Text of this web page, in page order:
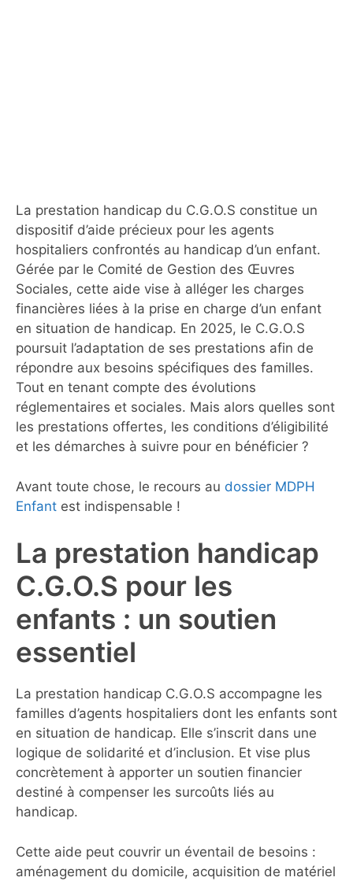
La prestation handicap du C.G.O.S constitue un
dispositif d’aide précieux pour les agents
hospitaliers confrontés au handicap d’un enfant.
Gérée par le Comité de Gestion des Œuvres
Sociales, cette aide vise à alléger les charges
financières liées à la prise en charge d’un enfant
en situation de handicap. En 2025, le C.G.O.S
poursuit l’adaptation de ses prestations afin de
répondre aux besoins spécifiques des familles.
Tout en tenant compte des évolutions
réglementaires et sociales. Mais alors quelles sont
les prestations offertes, les conditions d’éligibilité
et les démarches à suivre pour en bénéficier ?
Avant toute chose, le recours au dossier MDPH
Enfant est indispensable !
La prestation handicap
C.G.O.S pour les
enfants : un soutien
essentiel
La prestation handicap C.G.O.S accompagne les
familles d’agents hospitaliers dont les enfants sont
en situation de handicap. Elle s’inscrit dans une
logique de solidarité et d’inclusion. Et vise plus
concrètement à apporter un soutien financier
destiné à compenser les surcoûts liés au
handicap.
Cette aide peut couvrir un éventail de besoins :
aménagement du domicile, acquisition de matériel